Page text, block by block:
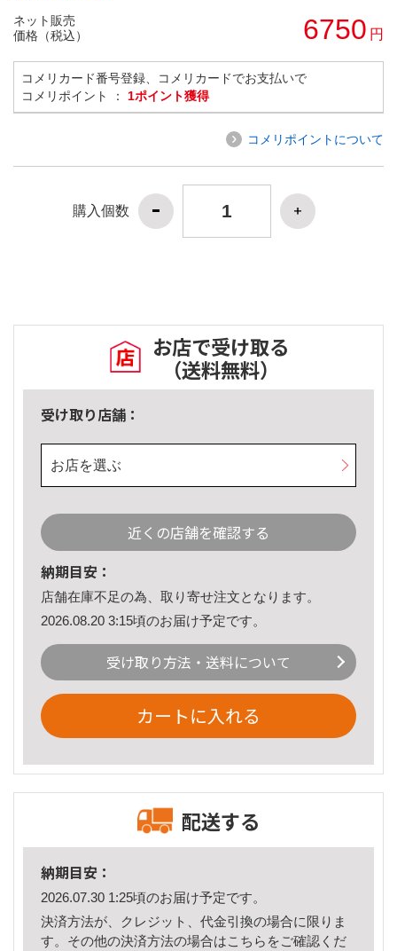
ネット販売
価格（税込）
6750 円
コメリカード番号登録、コメリカードでお支払いで
コメリポイント ： 1ポイント獲得
コメリポイントについて
購入個数
お店で受け取る
（送料無料）
受け取り店舗：
お店を選ぶ
近くの店舗を確認する
納期目安：
店舗在庫不足の為、取り寄せ注文となります。
2026.08.20 3:15頃のお届け予定です。
受け取り方法・送料について
カートに入れる
配送する
納期目安：
2026.07.30 1:25頃のお届け予定です。
決済方法が、クレジット、代金引換の場合に限りま
す。その他の決済方法の場合はこちら をご確認くだ